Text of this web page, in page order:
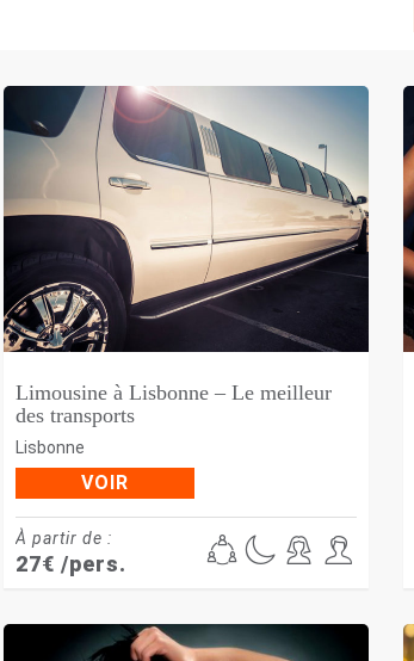
Limousine à Lisbonne – Le meilleur
des transports
Lisbonne
VOIR
À partir de :
27€ /pers.